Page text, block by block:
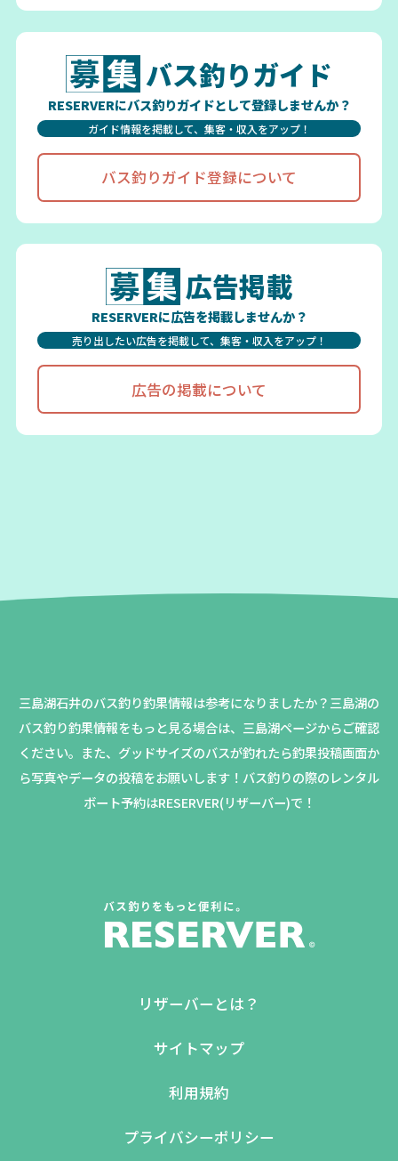
バス釣りガイド
RESERVERにバス釣りガイドとして登録しませんか？
ガイド情報を掲載して、集客・収入をアップ！
バス釣りガイド登録について
広告掲載
RESERVERに広告を掲載しませんか？
売り出したい広告を掲載して、集客・収入をアップ！
広告の掲載について
三島湖石井のバス釣り釣果情報は参考になりましたか？三島湖の
バス釣り釣果情報をもっと見る場合は、三島湖ページからご確認
ください。 また、グッドサイズのバスが釣れたら釣果投稿画面か
ら写真やデータの投稿をお願いします！バス釣りの際のレンタル
ボート予約はRESERVER(リザーバー)で！
リザーバーとは？
サイトマップ
利用規約
プライバシーポリシー